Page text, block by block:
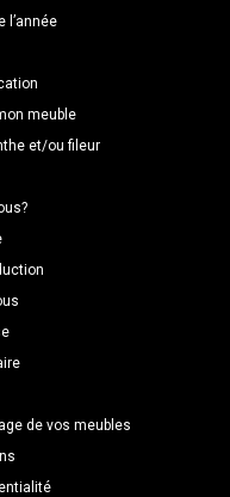
l’année
meuble
et/ou fileur
de vos meubles